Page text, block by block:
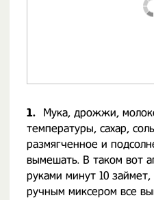
1.
Мука, дрожжи,
температуры, сахар,
размягченное и
вымешать. В таком вот
руками минут 10
ручным миксером все